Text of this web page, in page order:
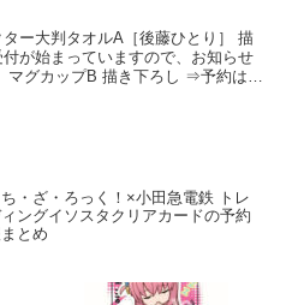
ー大判タオルA［後藤ひとり］ 描
ップB 描き下ろし ⇒予約はこ
・ざ・ろっく！×小田急電鉄 トレ
ングイソスタクリアカードの予約
とめ